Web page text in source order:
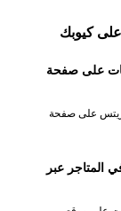
كيوبك
على صفحة
على صفحة
المتاجر عبر